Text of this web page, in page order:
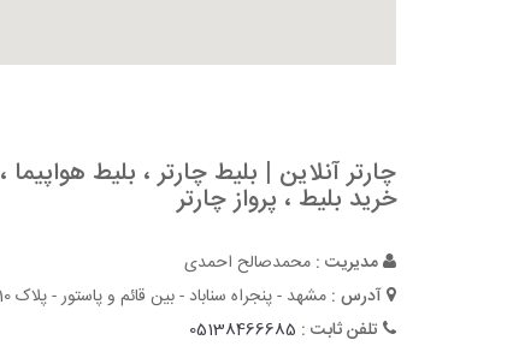
چارتر آنلاین | بلیط چارتر ، بلیط هواپیما ،
خرید بلیط ، پرواز چارتر
مدیریت : محمدصالح احمدی
آدرس : مشهد - پنجراه سناباد - بین قائم و پاستور - پلاک 210
تلفن ثابت : 05138466685